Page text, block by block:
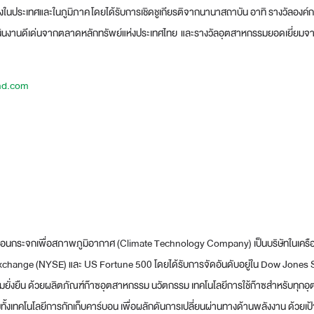
ระเทศและในภูมิภาค โดยได้รับการเชิดชูเกียรติจากนานาสถาบัน อาทิ รางวัลองค์
านดีเด่นจากตลาดหลักทรัพย์แห่งประเทศไทย และรางวัลอุตสาหกรรมยอดเยี่ยม
กระจกเพื่อสภาพภูมิอากาศ (Climate Technology Company) เป็นบริษัทในเครื
(NYSE) และ US Fortune 500 โดยได้รับการจัดอันดับอยู่ใน Dow Jones
งยืน ด้วยผลิตภัณฑ์ก๊าซอุตสาหกรรม นวัตกรรม เทคโนโลยีการใช้ก๊าซสำหรับทุกอุ
งเทคโนโลยีการกักเก็บคาร์บอน เพื่อผลักดันการเปลี่ยนผ่านทางด้านพลังงาน ด้วยเ